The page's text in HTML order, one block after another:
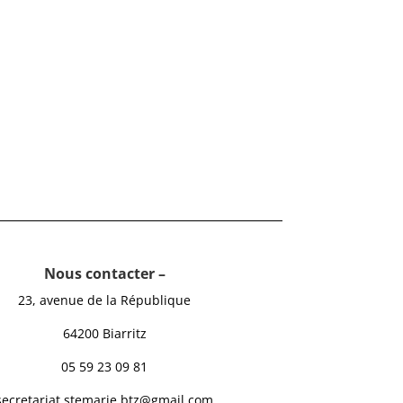
Nous contacter –
23, avenue de la République
64200 Biarritz
05 59 23 09 81